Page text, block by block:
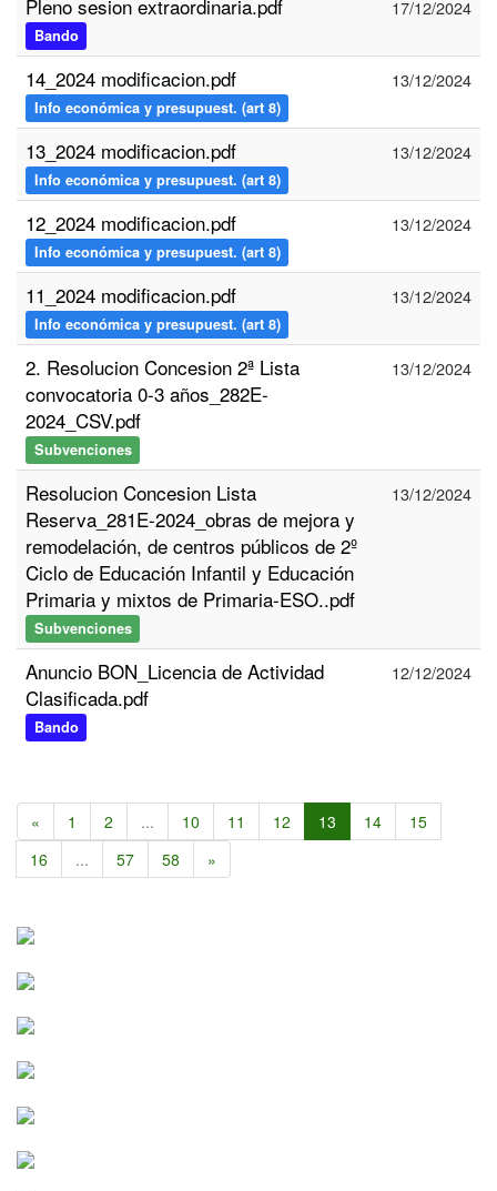
Pleno sesion extraordinaria.pdf
Bando
17/12/2024
14_2024 modificacion.pdf
Info económica y presupuest. (art 8)
13/12/2024
13_2024 modificacion.pdf
Info económica y presupuest. (art 8)
13/12/2024
12_2024 modificacion.pdf
Info económica y presupuest. (art 8)
13/12/2024
11_2024 modificacion.pdf
Info económica y presupuest. (art 8)
13/12/2024
2. Resolucion Concesion 2ª Lista
convocatoria 0-3 años_282E-
2024_CSV.pdf
Subvenciones
13/12/2024
Resolucion Concesion Lista
Reserva_281E-2024_obras de mejora y
remodelación, de centros públicos de 2º
Ciclo de Educación Infantil y Educación
Primaria y mixtos de Primaria-ESO..pdf
Subvenciones
13/12/2024
Anuncio BON_Licencia de Actividad
Clasificada.pdf
Bando
12/12/2024
« 1 2 ... 10 11 12 13 14
15
16
... 57 58 »